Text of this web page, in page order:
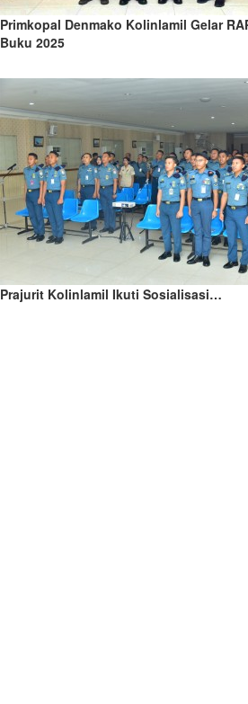
Primkopal Denmako Kolinlamil Gelar
Buku 2025
Prajurit Kolinlamil Ikuti Sosialisasi…